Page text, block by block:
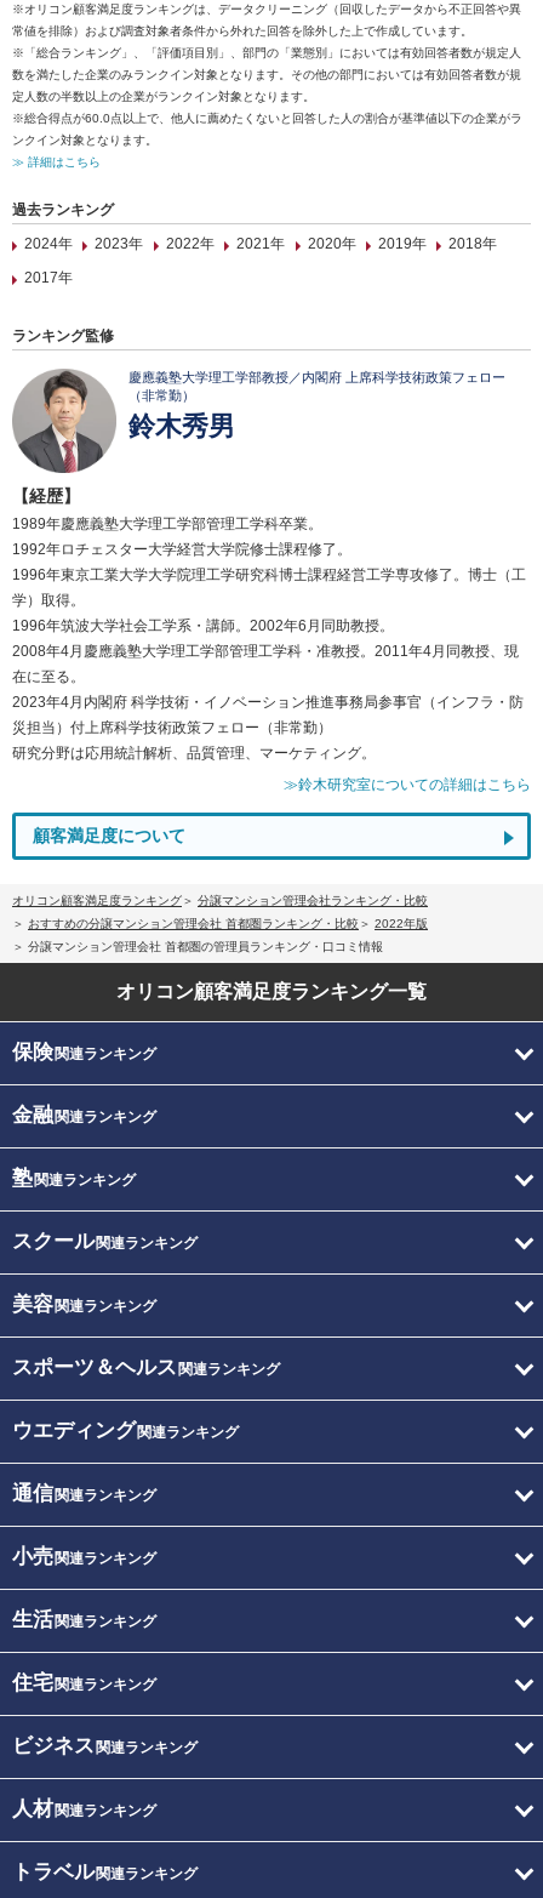
※オリコン顧客満足度ランキングは、データクリーニング（回収したデータから不正回答や異
常値を排除）および調査対象者条件から外れた回答を除外した上で作成しています。
※「総合ランキング」、「評価項目別」、部門の「業態別」においては有効回答者数が規定人
数を満たした企業のみランクイン対象となります。その他の部門においては有効回答者数が規
定人数の半数以上の企業がランクイン対象となります。
※総合得点が60.0点以上で、他人に薦めたくないと回答した人の割合が基準値以下の企業がラ
ンクイン対象となります。
≫ 詳細はこちら
過去ランキング
2024年
2023年 2022年 2021年 2020年 2019年
2018年
2017年
ランキング監修
慶應義塾大学理工学部教授／内閣府 上席科学技術政策フェロー
（非常勤）
鈴木秀男
【経歴】
1989年慶應義塾大学理工学部管理工学科卒業。
1992年ロチェスター大学経営大学院修士課程修了。
1996年東京工業大学大学院理工学研究科博士課程経営工学専攻修了。博士（工
学）取得。
1996年筑波大学社会工学系・講師。2002年6月同助教授。
2008年4月慶應義塾大学理工学部管理工学科・准教授。2011年4月同教授、現
在に至る。
2023年4月内閣府 科学技術・イノベーション推進事務局参事官（インフラ・防
災担当）付上席科学技術政策フェロー（非常勤）
研究分野は応用統計解析、品質管理、マーケティング。
≫鈴木研究室についての詳細はこちら
顧客満足度について
オリコン顧客満足度ランキング
分譲マンション管理会社ランキング・比較
おすすめの分譲マンション管理会社 首都圏ランキング・比較
2022年版
分譲マンション管理会社 首都圏の管理員ランキング・口コミ情報
オリコン顧客満足度ランキング一覧
保険関連ランキング
金融関連ランキング
塾関連ランキング
スクール関連ランキング
美容関連ランキング
スポーツ＆ヘルス 関連ランキング
ウエディング関連ランキング
通信関連ランキング
小売関連ランキング
生活関連ランキング
住宅関連ランキング
ビジネス 関連ランキング
人材関連ランキング
トラベル関連ランキング